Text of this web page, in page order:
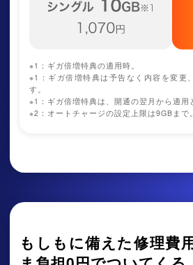
※1： ギガ倍増特典の適用時。
※1： ギガ倍増特典は予告なく内容を変更
す。
※1： ギガ倍増特典は、開通の翌月から適用
※2：オートチャージの設定上限は9GBまで。
もしもに備えた修理費